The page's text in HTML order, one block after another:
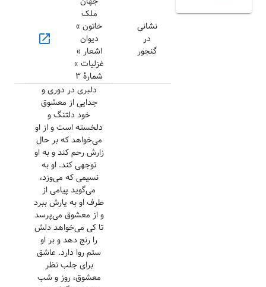
نشانی
در
گنجور
ملک
خاتون »
دیوان
اشعار »
غزلیات »
شمارهٔ ۳
open_in_new
دلبری در دوری و
جدایی از معشوق
خود دلتنگ و
دلخسته است و از او
می‌خواهد که بر حال
زارش رحم کند و به او
توجهی کند. او به
نسیمی که می‌وزد،
می‌گوید پیامی از
طرف او به یارش ببرد
و از معشوق می‌پرسد
تا کی می‌خواهد دلش
را رنج دهد و بر او
ستم روا دارد. عاشق
برای جلب نظر
معشوق، روز و شب